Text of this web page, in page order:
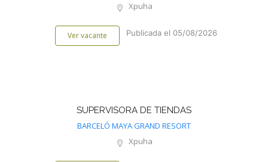
Xpuha
Ver vacante Publicada el 05/08/2026
SUPERVISORA DE TIENDAS
BARCELÓ MAYA GRAND RESORT
Xpuha